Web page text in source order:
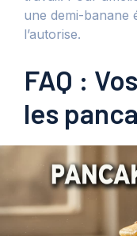
une demi-banane
l’autorise.
FAQ :
les